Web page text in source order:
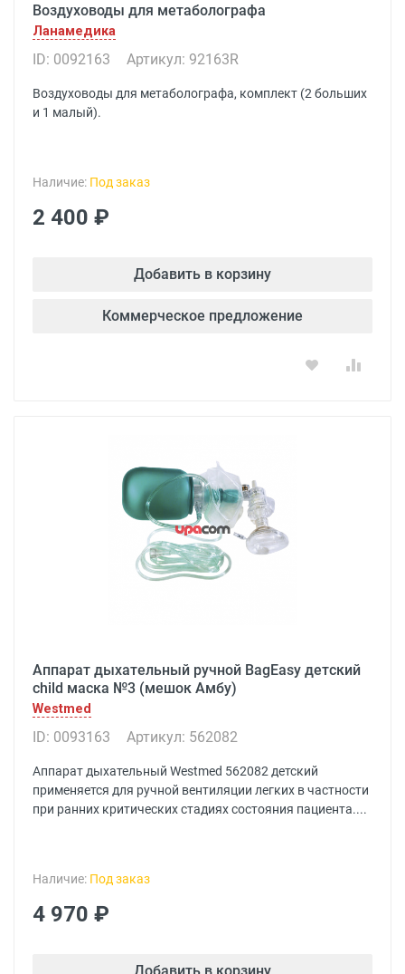
Воздуховоды для метаболографа
Ланамедика
ID: 0092163 Артикул: 92163R
Воздуховоды для метаболографа, комплект (2 больших
и 1 малый).
Наличие: Под заказ
2 400 ₽
Добавить в корзину
Коммерческое предложение
Аппарат дыхательный ручной BagEasy детский
child маска №3 (мешок Амбу)
Westmed
ID: 0093163 Артикул: 562082
Аппарат дыхательный Westmed 562082 детский
применяется для ручной вентиляции легких в частности
при ранних критических стадиях состояния пациента....
Наличие: Под заказ
4 970 ₽